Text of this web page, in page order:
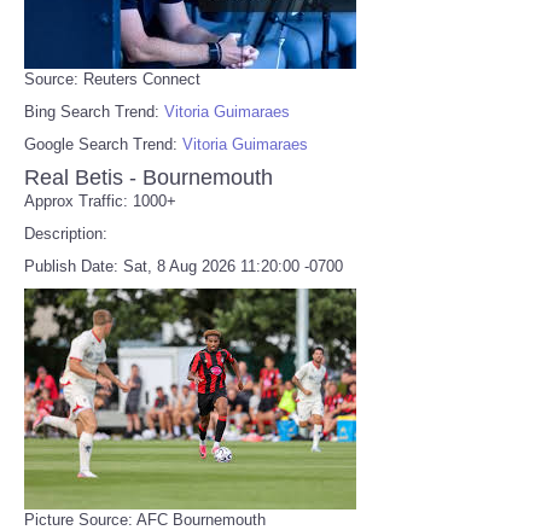
Source: Reuters Connect
Bing Search Trend: Vitoria Guimaraes
Google Search Trend: Vitoria Guimaraes
Real Betis - Bournemouth
Approx Traffic: 1000+
Description:
Publish Date: Sat, 8 Aug 2026 11:20:00 -0700
Picture Source: AFC Bournemouth